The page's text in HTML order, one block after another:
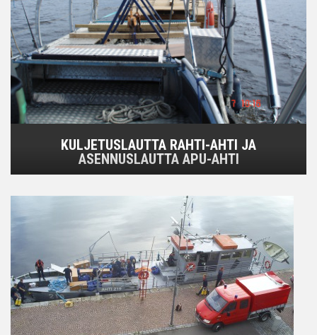
KULJETUSLAUTTA RAHTI-AHTI JA
ASENNUSLAUTTA APU-AHTI